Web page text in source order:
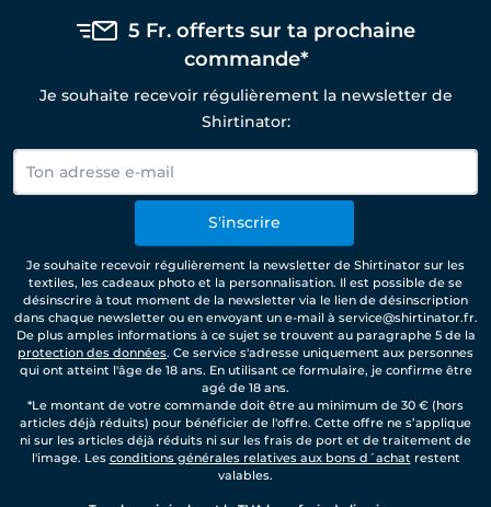
5 Fr. offerts sur ta prochaine
commande*
Je souhaite recevoir régulièrement la newsletter de
Shirtinator:
S'inscrire
Je souhaite recevoir régulièrement la newsletter de Shirtinator sur les
textiles, les cadeaux photo et la personnalisation. Il est possible de se
désinscrire à tout moment de la newsletter via le lien de désinscription
dans chaque newsletter ou en envoyant un e-mail à service@shirtinator.fr.
De plus amples informations à ce sujet se trouvent au paragraphe 5 de la
protection des données. Ce service s'adresse uniquement aux personnes
qui ont atteint l'âge de 18 ans. En utilisant ce formulaire, je confirme être
agé de 18 ans.
*Le montant de votre commande doit être au minimum de 30 € (hors
articles déjà réduits) pour bénéficier de l'offre. Cette offre ne s’applique
ni sur les articles déjà réduits ni sur les frais de port et de traitement de
l'image. Les conditions générales relatives aux bons d´achatrestent
valables.